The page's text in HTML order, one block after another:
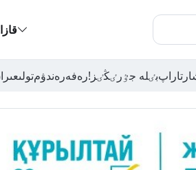
بٸلە جٷرٸڭٸز!رەفەرەندۋم